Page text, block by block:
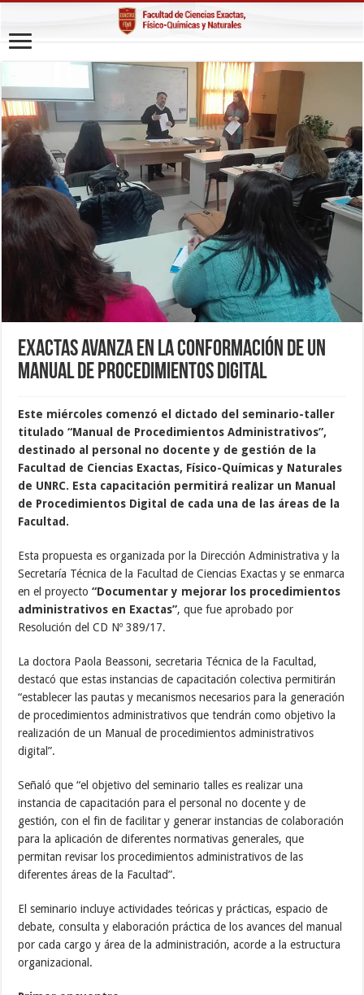
Exactas avanza en la conformación de un
Manual de Procedimientos Digital
Este miércoles comenzó el dictado del seminario-taller
titulado “Manual de Procedimientos Administrativos”,
destinado al personal no docente y de gestión de la
Facultad de Ciencias Exactas, Físico-Químicas y Naturales
de UNRC. Esta capacitación permitirá realizar un Manual
de Procedimientos Digital de cada una de las áreas de la
Facultad.
Esta propuesta es organizada por la Dirección Administrativa y la
Secretaría Técnica de la Facultad de Ciencias Exactas y se enmarca
en el proyecto“Documentar y mejorar los procedimientos
administrativos en Exactas”, que fue aprobado por
Resolución del CD Nº 389/17.
La doctora Paola Beassoni, secretaria Técnica de la Facultad,
destacó que estas instancias de capacitación colectiva permitirán
“establecer las pautas y mecanismos necesarios para la generación
de procedimientos administrativos que tendrán como objetivo la
realización de un Manual de procedimientos administrativos
digital”.
Señaló que “el objetivo del seminario talles es realizar una
instancia de capacitación para el personal no docente y de
gestión, con el fin de facilitar y generar instancias de colaboración
para la aplicación de diferentes normativas generales, que
permitan revisar los procedimientos administrativos de las
diferentes áreas de la Facultad”.
El seminario incluye actividades teóricas y prácticas, espacio de
debate, consulta y elaboración práctica de los avances del manual
por cada cargo y área de la administración, acorde a la estructura
organizacional.